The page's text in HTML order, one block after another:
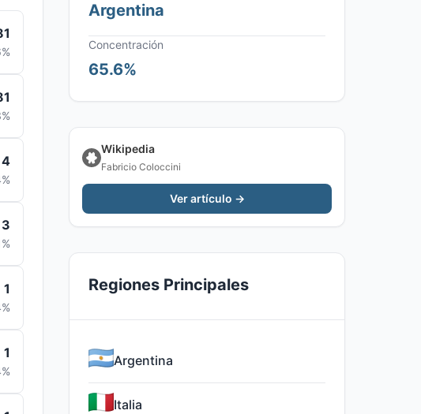
4
3
1
1
Argentina
Concentración
65.6%
Wikipedia
Fabricio Coloccini
Ver artículo →
Regiones Principales
Argentina
Italia